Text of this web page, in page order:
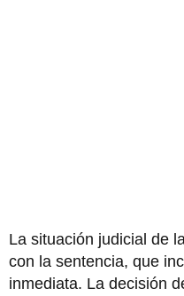
La situación judicial de
con la sentencia, que
inmediata. La decisión